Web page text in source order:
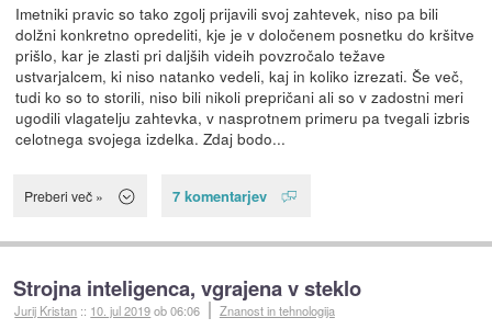
Imetniki pravic so tako zgolj prijavili svoj zahtevek, niso pa bili
dolžni konkretno opredeliti, kje je v določenem posnetku do kršitve
prišlo, kar je zlasti pri daljših videih povzročalo težave
ustvarjalcem, ki niso natanko vedeli, kaj in koliko izrezati. Še več,
tudi ko so to storili, niso bili nikoli prepričani ali so v zadostni meri
ugodili vlagatelju zahtevka, v nasprotnem primeru pa tvegali izbris
celotnega svojega izdelka. Zdaj bodo...
Preberi več » 7 komentarjev
Strojna inteligenca, vgrajena v steklo
Jurij Kristan :: 10. jul 2019ob 06:06 Znanost in tehnologija